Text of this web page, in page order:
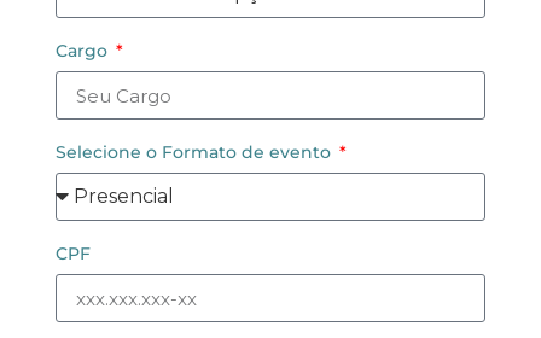
Cargo
Selecione o Formato de evento
CPF